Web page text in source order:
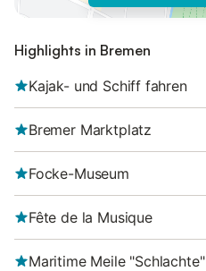
Highlights in Bremen
Kajak- und Schiff fahren
Bremer Marktplatz
Focke-Museum
Fête de la Musique
Maritime Meile "Schlachte"